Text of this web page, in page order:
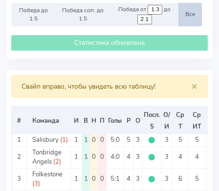
Победа до
1.5
Победа соп. до
1.5
Победа от до
Все
Статистика обновлена
×
Свайп вправо, чтобы увидеть всю таблицу!
# Команда И В Н П Голы Р О
Посл.
5
О/
И
Ср
Т
Ср
ИТ
1
Salisbury (1) 1 1 0 0 5:0 5 3 ⬤ 3 5 5
2
Tonbridge
Angels (2)
1 1 0 0 4:0 4 3 ⬤ 3 4 4
3
Folkestone
(3)
1 1 0 0 5:1 4 3 ⬤ 3 6 5